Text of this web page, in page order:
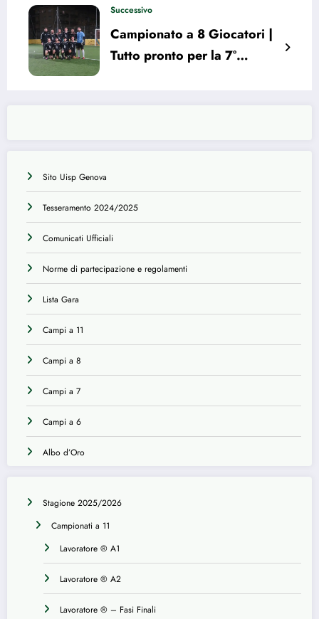
Sito Uisp Genova
Tesseramento 2024/2025
Comunicati Ufficiali
Norme di partecipazione e regolamenti
Lista Gara
Campi a 11
Campi a 8
Campi a 7
Campi a 6
Albo d’Oro
Stagione 2025/2026
Campionati a 11
Lavoratore ® A1
Lavoratore ® A2
Lavoratore ® – Fasi Finali
Successivo
Campionato a 8 Giocatori |
Tutto pronto per la 7°